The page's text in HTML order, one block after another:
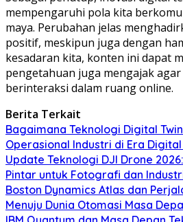
mempengaruhi pola kita
maya. Perubahan jelas
positif, meskipun juga dengan
kesadaran kita, konten ini dapat
pengetahuan juga mengajak
berinteraksi dalam ruang online.
Berita Terkait
Bagaimana Teknologi Digital
Operasional Industri di Era
Update Teknologi DJI Drone
Pintar untuk Fotografi dan
Boston Dynamics Atlas dan
Menuju Dunia Otomasi Masa